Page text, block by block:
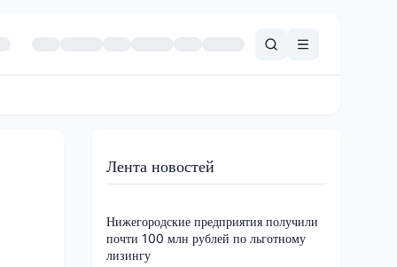
Лента новостей
Нижегородские предприятия получили
почти 100 млн рублей по льготному
лизингу